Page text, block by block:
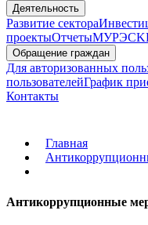
Деятельность
Развитие сектора
проектыОтчетыМУРЭС
Обращение граждан
Для авторизованных
пользователейГрафик
Контакты
Главная
Антикоррупционные